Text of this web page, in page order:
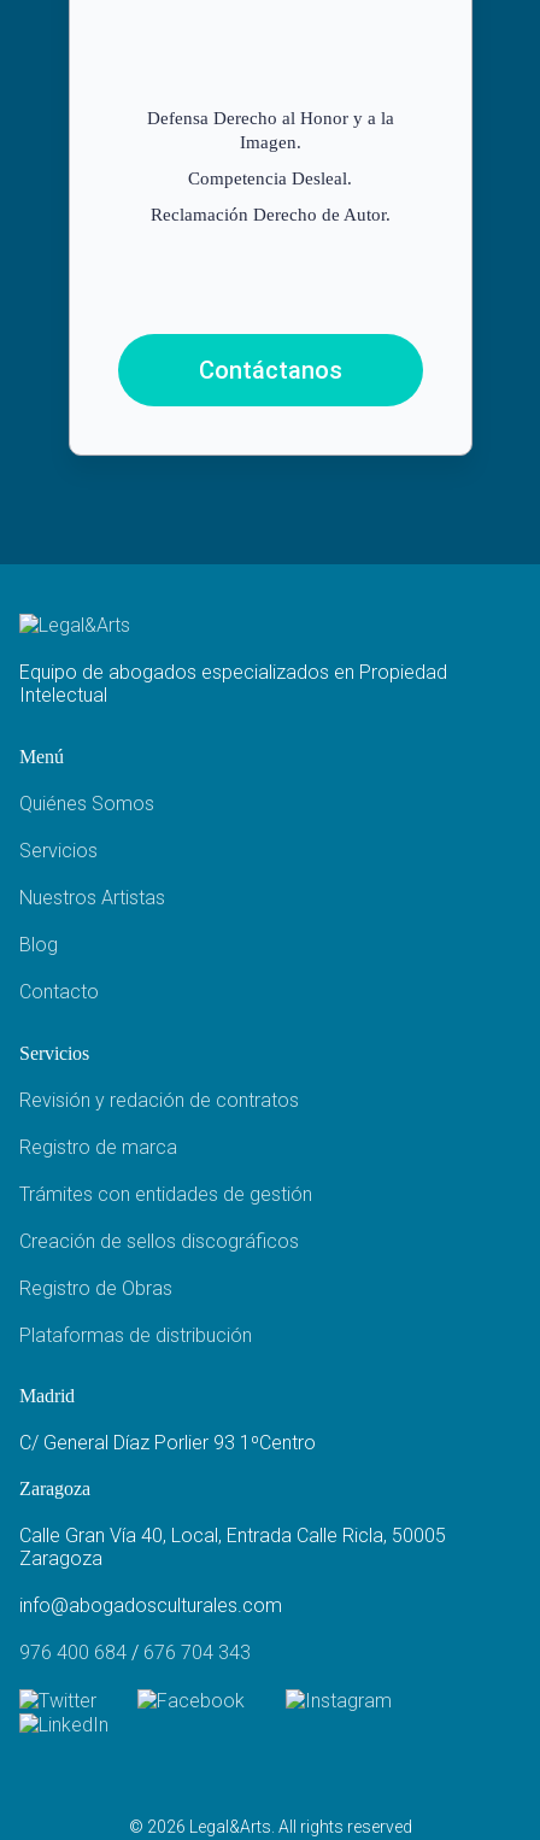
Defensa Derecho al Honor y a la
Imagen.
Competencia Desleal.
Reclamación Derecho de Autor.
Contáctanos
Equipo de abogados especializados en Propiedad
Intelectual
Menú
Quiénes Somos
Servicios
Nuestros Artistas
Blog
Contacto
Servicios
Revisión y redación de contratos
Registro de marca
Trámites con entidades de gestión
Creación de sellos discográficos
Registro de Obras
Plataformas de distribución
Madrid
C/ General Díaz Porlier 93 1ºCentro
Zaragoza
Calle Gran Vía 40, Local, Entrada Calle Ricla, 50005
Zaragoza
info@abogadosculturales.com
976 400 684 / 676 704 343
© 2026 Legal&Arts. All rights reserved